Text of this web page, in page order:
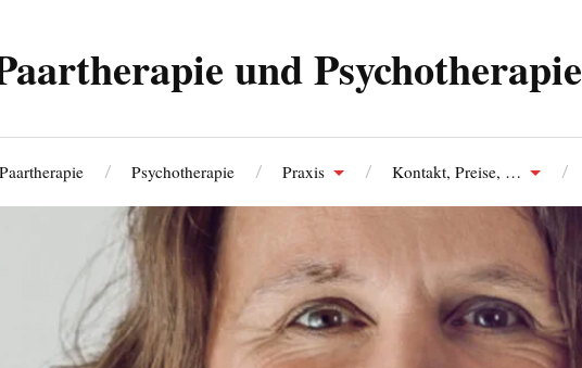
und Psychotherapie
Paartherapie Psychotherapie Praxis Kontakt, Preise, …